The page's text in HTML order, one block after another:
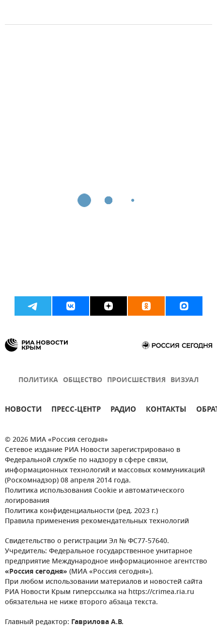
ПОЛИТИКА ОБЩЕСТВО ПРОИСШЕСТВИЯ ВИЗУАЛ
НОВОСТИ ПРЕСС-ЦЕНТР РАДИО КОНТАКТЫ
© 2026 МИА «Россия сегодня»
Сетевое издание РИА Новости зарегистрировано в
Федеральной службе по надзору в сфере связи,
информационных технологий и массовых коммуникаций
(Роскомнадзор) 08 апреля 2014 года.
Политика использования Cookie и автоматического
логирования
Политика конфиденциальности (ред. 2023 г.)
Правила применения рекомендательных технологий
Свидетельство о регистрации Эл № ФС77-57640.
Учредитель: Федеральное государственное унитарное
предприятие Международное информационное агентство
«Россия сегодня» (МИА «Россия сегодня»).
При любом использовании материалов и новостей сайта
РИА Новости Крым гиперссылка на https://crimea.ria.ru
обязательна не ниже второго абзаца текста.
Главный редактор: Гаврилова А.В.